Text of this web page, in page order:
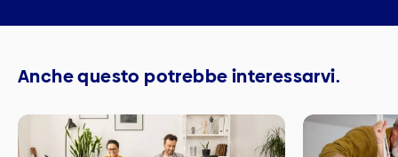
Anche questo potrebbe interessarvi.